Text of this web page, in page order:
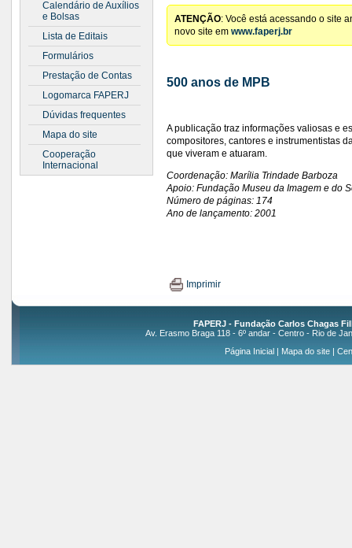
Calendário de Auxílios
e Bolsas
Lista de Editais
Formulários
Prestação de Contas
Logomarca FAPERJ
Dúvidas frequentes
Mapa do site
Cooperação
Internacional
ATENÇÃO: Você está acessando o site
novo site em www.faperj.br
500 anos de MPB
A publicação traz informações valiosas e
compositores, cantores e instrumentistas
que viveram e atuaram.
Coordenação: Marília Trindade Barboza
Apoio: Fundação Museu da Imagem e do
Número de páginas: 174
Ano de lançamento: 2001
Imprimir
FAPERJ - Fundação Carlos Chagas
Av. Erasmo Braga 118 - 6º andar - Centro - Rio de
Página Inicial| Mapa do site|